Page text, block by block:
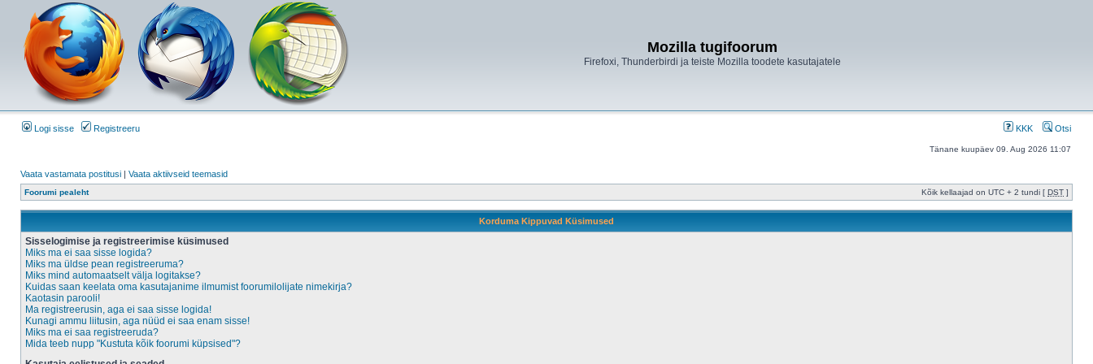
Mozilla tugifoorum
Firefoxi, Thunderbirdi ja teiste Mozilla toodete kasutajatele
Logi sisse Registreeru KKK Otsi
Tänane kuupäev 09. Aug 2026 11:07
Vaata vastamata postitusi | Vaata aktiivseid teemasid
Foorumi pealeht Kõik kellaajad on UTC + 2 tundi [ DST ]
Korduma Kippuvad Küsimused
Sisselogimise ja registreerimise küsimused
Miks ma ei saa sisse logida?
Miks ma üldse pean registreeruma?
Miks mind automaatselt välja logitakse?
Kuidas saan keelata oma kasutajanime ilmumist foorumilolijate nimekirja?
Kaotasin parooli!
Ma registreerusin, aga ei saa sisse logida!
Kunagi ammu liitusin, aga nüüd ei saa enam sisse!
Miks ma ei saa registreeruda?
Mida teeb nupp "Kustuta kõik foorumi küpsised"?